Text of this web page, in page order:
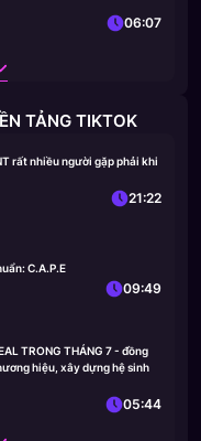
06:07
TẢNG TIKTOK
rất nhiều người gặp phải khi
21:22
C.A.P.E
09:49
TRONG THÁNG 7 - đồng
hiệu, xây dựng hệ sinh
05:44